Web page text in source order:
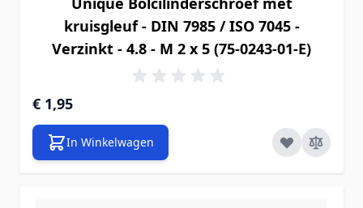
kruisgleuf - DIN 7985 / ISO 7045 -
Verzinkt - 4.8 - M 2 x 5 (75-0243-01-E)
€ 1,95
In Winkelwagen